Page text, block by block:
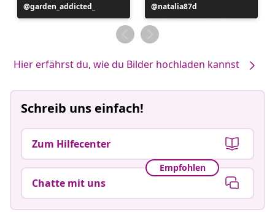
Beitrag
veröffentlicht
garden_addicted_
Beitrag
veröffentlicht
von
natalia87d
Hier erfährst du, wie du Bilder hochladen kannst
Schreib uns einfach!
Zum Hilfecenter
Empfohlen
Chatte mit uns